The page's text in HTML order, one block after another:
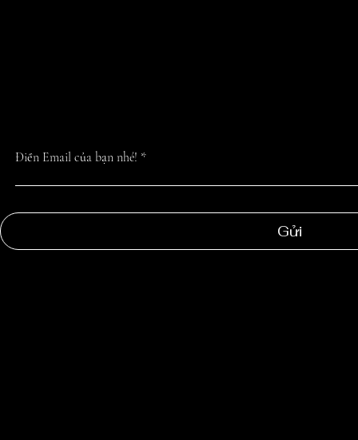
Điền Email của bạn nhé!
Gửi